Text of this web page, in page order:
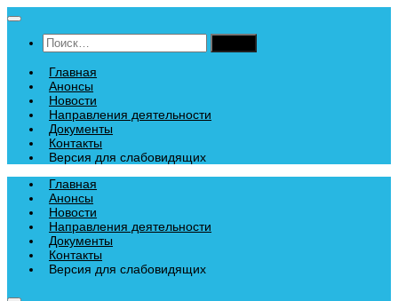
Перейти
содержимому
Найти:
Главная
Анонсы
Новости
Направления деятельности
Документы
Контакты
Версия для слабовидящих
Главная
Анонсы
Новости
Направления деятельности
Документы
Контакты
Версия для слабовидящих